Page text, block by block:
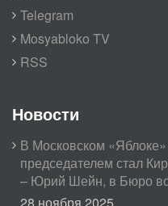
Telegram
Mosyabloko TV
RSS
Новости
В Московском
председателем стал
– Юрий Шейн, в Бюро